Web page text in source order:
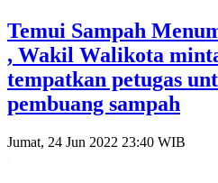
Temui Sampah
, Wakil Walikota
tempatkan petugas
pembuang sampah
Jumat, 24 Jun 2022 23:40 WIB